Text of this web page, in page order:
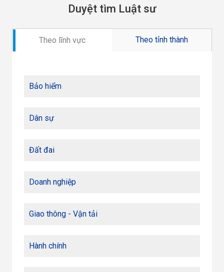
Duyệt tìm Luật sư
Theo lĩnh vực Theo tỉnh thành
Bảo hiểm
Dân sự
Đất đai
Doanh nghiệp
Giao thông - Vận tải
Hành chính